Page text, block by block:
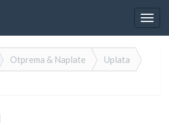
Otprema & Naplate Uplata